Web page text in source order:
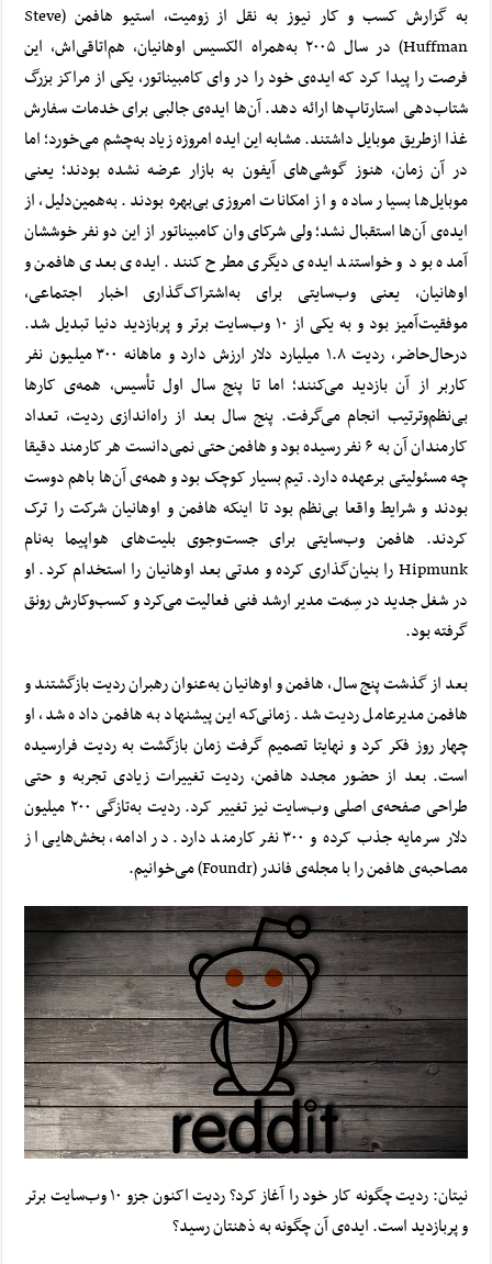
به گزارش کسب و کار نیوز به نقل از زومیت، استیو هافمن (Steve
Huffman) در سال ۲۰۰۵ به‌همراه الکسیس اوهانیان، هم‌اتاقی‌اش، این
فرصت را پیدا کرد که ایده‌ی خود را در وای کامبیناتور، یکی از مراکز بزرگ
شتاب‌دهی استارتاپ‌ها ارائه دهد. آن‌ها ایده‌ی جالبی برای خدمات سفارش
غذا ازطریق موبایل داشتند. مشابه این ایده‌ امروزه زیاد به‌چشم می‌خورد؛ اما
در آن زمان، هنوز گوشی‌هایآیفون به بازار عرضه نشده بودند؛ یعنی
موبایل‌ها بسیار ساده و از امکانات امروزی بی‌بهره‌ بودند. به‌همین‌دلیل، از
ایده‌ی آن‌ها استقبال نشد؛ ولی شرکای وان کامبیناتور از این دو نفر خوششان
آمده بود و خواستند ایده‌ی دیگری مطرح کنند. ایده‌ی بعدی هافمن و
اوهانیان، یعنی وب‌سایتی برای به‌اشتراک‌گذاری اخبار اجتماعی،
موفقیت‌آمیز بود و به یکی از ۱۰ وب‌سایت برتر و پربازدید دنیا تبدیل شد.
درحال‌حاضر، ردیت
۱.۸ میلیارد دلار ارزش دارد و ماهانه ۳۰۰ میلیون نفر
کاربر از آن بازدید می‌کنند؛ اما تا پنج سال اول تأسیس، همه‌ی کارها
بی‌نظم‌و‌ترتیب انجام می‌گرفت.پنج سال بعد از راه‌اندازی ردیت، تعداد
کارمندان آن به ۶ نفر رسیده بود و هافمن حتی نمی‌دانست هر کارمند دقیقا
چه مسئولیتی برعهده دارد. تیم بسیار کوچک بود و همه‌ی آن‌ها باهم دوست
بودند و شرایط واقعا بی‌نظم بود تا اینکه هافمن و اوهانیان شرکت را ترک
کردند. هافمن وب‌سایتی برای جست‌وجوی بلیت‌های هواپیما به‌نام
Hipmunk را بنیان‌گذاری کرده و مدتی بعد اوهانیان را
استخدامکرد. او
در شغل جدید در سِمَت مدیر ارشد فنی فعالیت می‌کرد و کسب‌وکارش رونق
گرفته بود.
بعد از گذشت پنج سال، هافمن و اوهانیان به‌عنوان رهبران ردیت بازگشتند و
هافمن مدیرعامل ردیت شد. زمانی‌که این پیشنهاد به هافمن داده شد، او
چهار روز فکر کرد و نهایتا تصمیم گرفت زمان بازگشت به ردیت فرارسیده
است. بعد از حضور مجدد هافمن، ردیت تغییرات زیادی تجربه و حتی
طراحی صفحه‌ی اصلی وب‌سایت نیز تغییر کرد. ردیت به‌تازگی ۲۰۰ میلیون
دلار سرمایه جذب کرده و ۳۰۰ نفر کارمند دارد. در ادامه، بخش‌هایی از
مصاحبه‌ی هافمن را با مجله‌ی فاندر (Foundr) می‌خوانیم.
نیتان: ردیت چگونه کار خود را آغاز کرد؟ ردیت اکنون جزو ۱۰ وب‌سایت برتر
و پربازدید است. ایده‌ی آن چگونه به ذهنتان رسید؟